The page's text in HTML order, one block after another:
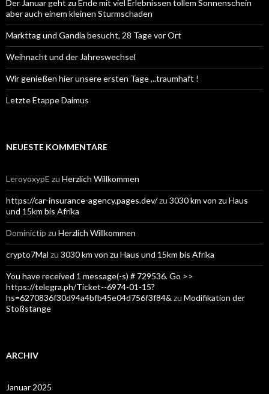
Der Januar geht zu Ende mit viel Erlebnissen tollem Sonnenschein
aber auch einem kleinen Sturmschaden
Markttag und Gandia besucht, 28 Tage vor Ort
Weihnacht und der Jahreswechsel
Wir genießen hier unsere ersten Tage ,..traumhaft !
Letzte Etappe Daimus
NEUESTE KOMMENTARE
LeroyoxypE zu Herzlich Willkommen
https://car-insurance-agency.pages.dev/zu 3030 km von zu Haus
und 15km bis Afrika
Dominictip zu Herzlich Willkommen
crypto7Mal zu 3030 km von zu Haus und 15km bis Afrika
You have received 1 message(-s) # 729536. Go >>
https://telegra.ph/Ticket--6974-01-15?
hs=6270836f30d94a4bfb45e04d756f3f84& zu Modifikation der
Stoßstange
ARCHIV
Januar 2025